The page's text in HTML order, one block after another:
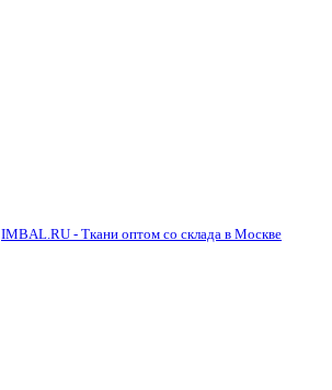
IMBAL.RU - Ткани оптом со склада в Москве